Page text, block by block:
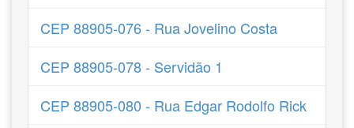
CEP 88905-076 - Rua Jovelino Costa
CEP 88905-078 - Servidão 1
CEP 88905-080 - Rua Edgar Rodolfo Rick